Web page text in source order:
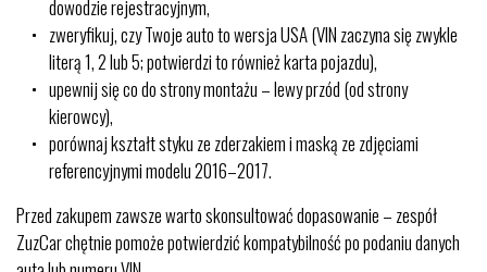
dowodzie rejestracyjnym,
zweryfikuj, czy Twoje auto to wersja USA (VIN zaczyna się zwykle
literą 1, 2 lub 5; potwierdzi to również karta pojazdu),
upewnij się co do strony montażu – lewy przód (od strony
kierowcy),
porównaj kształt styku ze zderzakiem i maską ze zdjęciami
referencyjnymi modelu 2016–2017.
Przed zakupem zawsze warto skonsultować dopasowanie – zespół
ZuzCar chętnie pomoże potwierdzić kompatybilność po podaniu danych